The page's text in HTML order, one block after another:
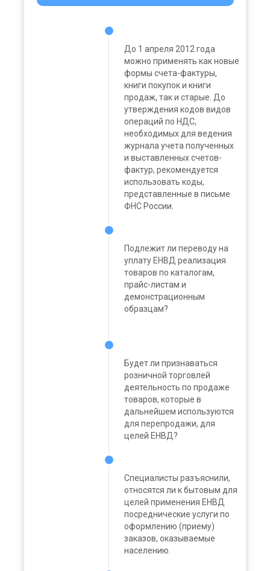
До 1 апреля 2012 года
можно применять как новые
формы счета-фактуры,
книги покупок и книги
продаж, так и старые. До
утверждения кодов видов
операций по НДС,
необходимых для ведения
журнала учета полученных
и выставленных счетов-
фактур, рекомендуется
использовать коды,
представленные в письме
ФНС России.
Подлежит ли переводу на
уплату ЕНВД реализация
товаров по каталогам,
прайс-листам и
демонстрационным
образцам?
Будет ли признаваться
розничной торговлей
деятельность по продаже
товаров, которые в
дальнейшем используются
для перепродажи, для
целей ЕНВД?
Специалисты разъяснили,
относятся ли к бытовым для
целей применения ЕНВД
посреднические услуги по
оформлению (приему)
заказов, оказываемые
населению.